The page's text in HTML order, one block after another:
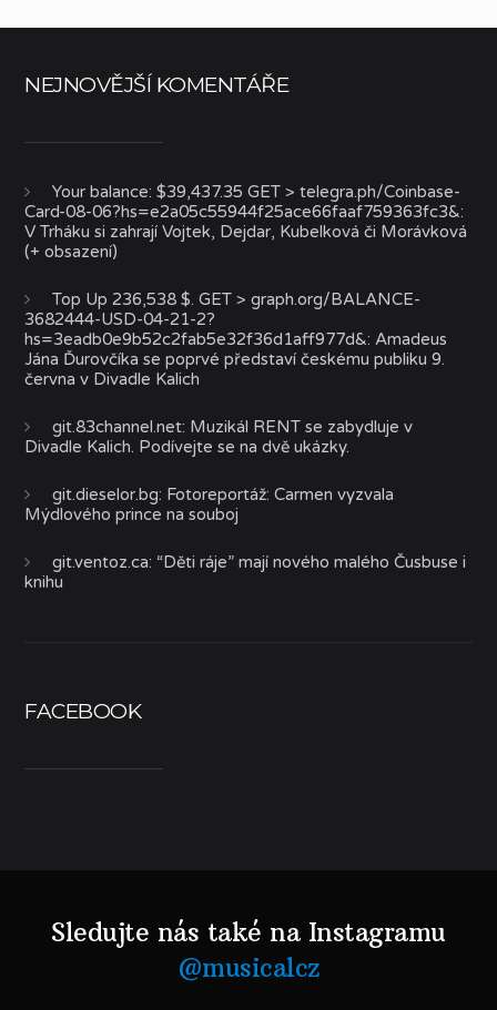
NEJNOVĚJŠÍ KOMENTÁŘE
Your balance: $39,437.35 GET > telegra.ph/Coinbase-
Card-08-06?hs=e2a05c55944f25ace66faaf759363fc3&:
V Trháku si zahrají Vojtek, Dejdar, Kubelková či Morávková
(+ obsazení)
Top Up 236,538 $. GET > graph.org/BALANCE-
3682444-USD-04-21-2?
hs=3eadb0e9b52c2fab5e32f36d1aff977d&:Amadeus
Jána Ďurovčíka se poprvé představí českému publiku 9.
června v Divadle Kalich
git.83channel.net: Muzikál RENT se zabydluje v
Divadle Kalich. Podívejte se na dvě ukázky.
git.dieselor.bg: Fotoreportáž: Carmen vyzvala
Mýdlového prince na souboj
git.ventoz.ca: “Děti ráje” mají nového malého Čusbuse i
knihu
FACEBOOK
Sledujte nás také na Instagramu
@musicalcz